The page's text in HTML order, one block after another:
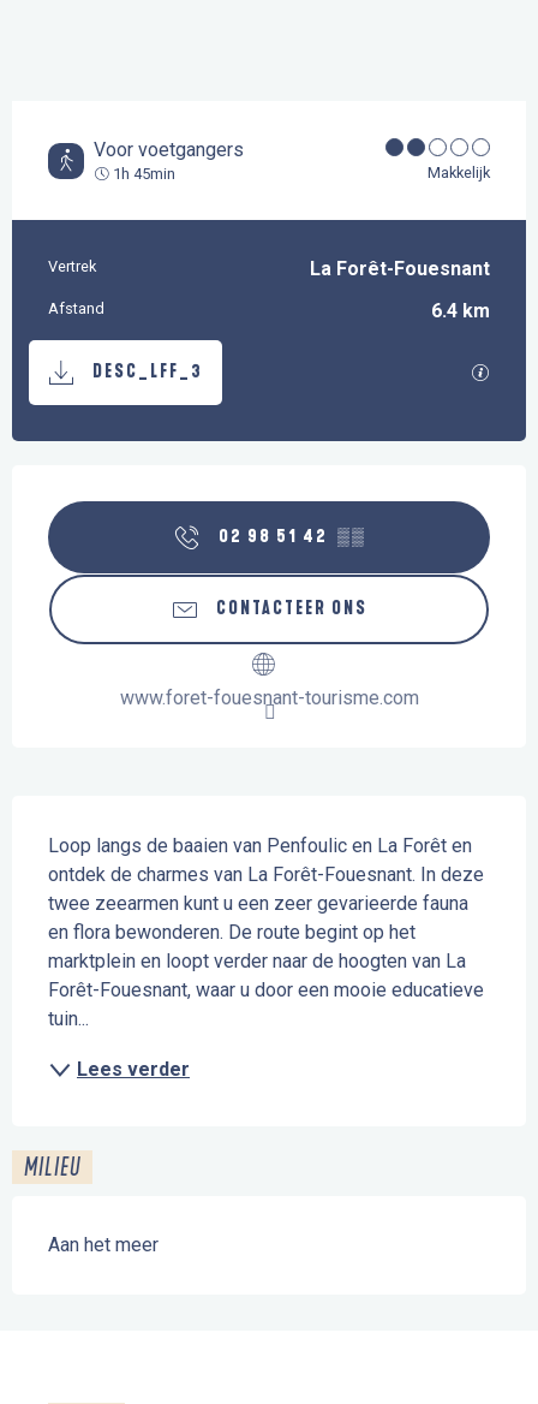
Voor voetgangers
1h 45min Makkelijk
Praktische informatie
Vertrek La Forêt-Fouesnant
Afstand 6.4 km
Documentatie
DESC_LFF_3 Met
02 98 51 42 ▒▒
CONTACTEER ONS
www.foret-fouesnant-tourisme.com
Loop langs de baaien van Penfoulic en La Forêt en
ontdek de charmes van La Forêt-Fouesnant. In deze
twee zeearmen kunt u een zeer gevarieerde fauna
en flora bewonderen. De route begint op het
marktplein en loopt verder naar de hoogten van La
Forêt-Fouesnant, waar u door een mooie educatieve
tuin...
Lees verder
MILIEU
Aan het meer